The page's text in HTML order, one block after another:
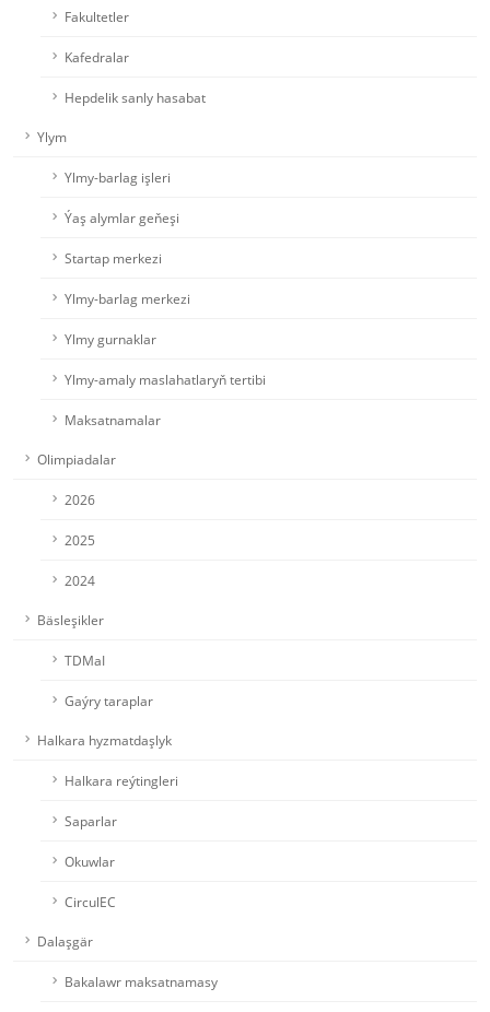
Fakultetler
Kafedralar
Hepdelik sanly hasabat
Ylym
Ylmy-barlag işleri
Ýaş alymlar geňeşi
Startap merkezi
Ylmy-barlag merkezi
Ylmy gurnaklar
Ylmy-amaly maslahatlaryň tertibi
Maksatnamalar
Olimpiadalar
2026
2025
2024
Bäsleşikler
TDMaI
Gaýry taraplar
Halkara hyzmatdaşlyk
Halkara reýtingleri
Saparlar
Okuwlar
CirculEC
Dalaşgär
Bakalawr maksatnamasy